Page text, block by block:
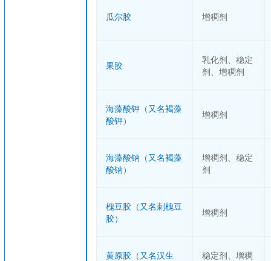
瓜尔胶 增稠剂
果胶
乳化剂、稳定
剂、增稠剂
海藻酸钾（又名褐藻
酸钾）
增稠剂
海藻酸钠（又名褐藻
酸钠）
增稠剂、稳定
剂
槐豆胶（又名刺槐豆
胶）
增稠剂
黄原胶（又名汉生
稳定剂、增稠